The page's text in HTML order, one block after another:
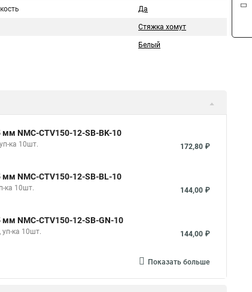
Да
Стяжка хомут
Белый
NMC-CTV150-12-SB-BK-10
ка 10шт. 172,80 ₽
NMC-CTV150-12-SB-BL-10
ка 10шт. 144,00 ₽
NMC-CTV150-12-SB-GN-10
ка 10шт. 144,00 ₽
Показать больше